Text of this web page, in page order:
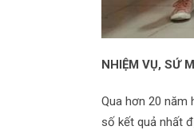
NHIỆM VỤ, SỨ
Qua hơn 20 năm
số kết quả nhất